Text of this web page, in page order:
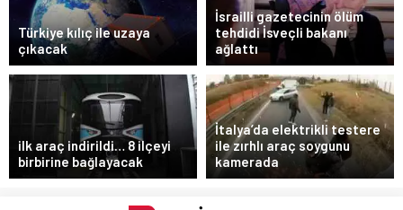
Türkiye kılıç ile uzaya
çıkacak
İsrailli gazetecinin ölüm
tehdidi İsveçli bakanı
ağlattı
ilk araç indirildi… 8 ilçeyi
birbirine bağlayacak
İtalya’da elektrikli testere
ile zırhlı araç soygunu
kamerada